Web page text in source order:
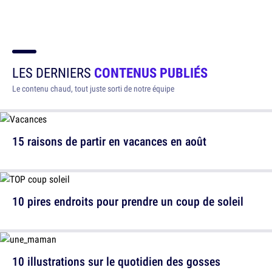
LES DERNIERS CONTENUS PUBLIÉS
Le contenu chaud, tout juste sorti de notre équipe
15 raisons de partir en vacances en août
10 illustrations sur le quotidien des gosses
10 pires endroits pour prendre un coup de soleil